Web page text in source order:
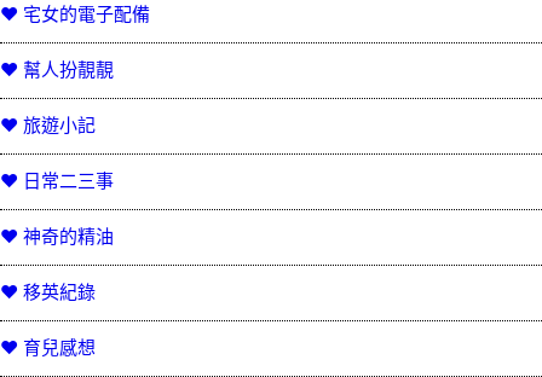
♥ 宅女的電子配備
♥ 幫人扮靚靚
♥ 旅遊小記
♥ 日常二三事
♥ 神奇的精油
♥ 移英紀錄
♥ 育兒感想